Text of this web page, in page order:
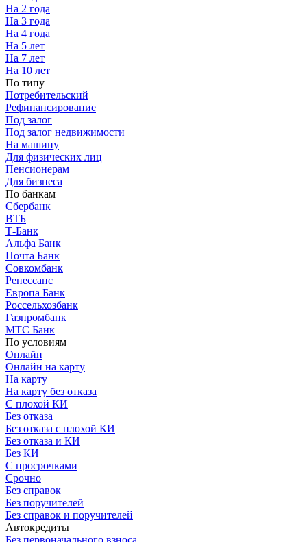
На 2 года
На 3 года
На 4 года
На 5 лет
На 7 лет
На 10 лет
По типу
Потребительский
Рефинансирование
Под залог
Под залог недвижимости
На машину
Для физических лиц
Пенсионерам
Для бизнеса
По банкам
Сбербанк
ВТБ
Т-Банк
Альфа Банк
Почта Банк
Совкомбанк
Ренессанс
Европа Банк
Россельхозбанк
Газпромбанк
МТС Банк
По условиям
Онлайн
Онлайн на карту
На карту
На карту без отказа
С плохой КИ
Без отказа
Без отказа с плохой КИ
Без отказа и КИ
Без КИ
С просрочками
Срочно
Без справок
Без поручителей
Без справок и поручителей
Автокредиты
Без первоначального взноса